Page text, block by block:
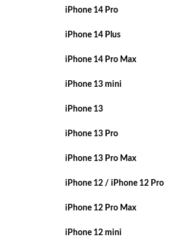
iPhone 14 Pro
iPhone 14 Plus
iPhone 14 Pro Max
iPhone 13 mini
iPhone 13
iPhone 13 Pro
iPhone 13 Pro Max
iPhone 12 / iPhone 12 Pro
iPhone 12 Pro Max
iPhone 12 mini